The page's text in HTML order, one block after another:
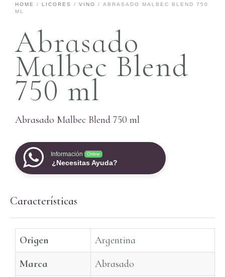
HOME / LICORES / VINO
/ ABRASADO MALBEC BLEND 750
ML
Abrasado
Malbec Blend
750 ml
Abrasado Malbec Blend 750 ml
Información Online
¿Necesitas Ayuda?
Características
Origen
Argentina
Marca
Abrasado